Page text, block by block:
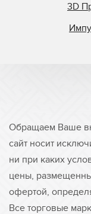
3D
Обращаем Ваше
сайт носит
ни при каких
цены,
офертой,
Все торговые